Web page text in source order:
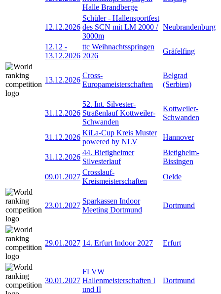
Halle Brandberge
12.12.2026
Schüler - Hallensportfest
des SCN mit LM 2000 /
3000m
Neubrandenburg
12.12 -
13.12.2026
ttc Weihnachtsspringen
2026
Gräfelfing
13.12.2026
Cross-
Europameisterschaften
Belgrad
(Serbien)
31.12.2026
52. Int. Silvester-
Straßenlauf Kottweiler-
Schwanden
Kottweiler-
Schwanden
31.12.2026
KiLa-Cup Kreis Muster
powered by NLV
Hannover
31.12.2026
44. Bietigheimer
Silvesterlauf
Bietigheim-
Bissingen
09.01.2027
Crosslauf-
Kreismeisterschaften
Oelde
23.01.2027
Sparkassen Indoor
Meeting Dortmund
Dortmund
29.01.2027 14. Erfurt Indoor 2027 Erfurt
30.01.2027
FLVW
Hallenmeisterschaften I
und II
Dortmund